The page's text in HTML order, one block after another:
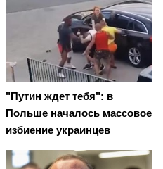
"Путин ждет тебя": в
Польше началось массовое
избиение украинцев